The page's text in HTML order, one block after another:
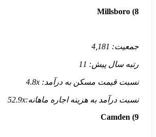
8)
Millsboro
جمعیت: 4,181
رتبه سال پیش: 11
نسبت قیمت مسکن به درآمد: 4.8x
نسبت درآمد به هزینه اجاره ماهانه:52.9x
9)
Camden